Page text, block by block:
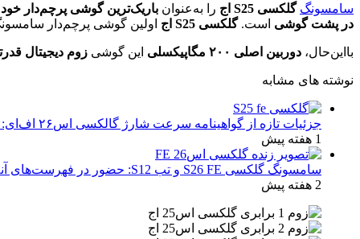
سامسونگ گلکسی S25 اج را به‌عنوان باریک‌ترین گوشی پرچم‌دار خود
در پشت گوشی است.گلکسی S25 اج اولین گوشی پرچم‌دار
بااین‌حال، دوربین اصلی ۲۰۰ مگاپیکسلی این گوشی زوم دیجیتال
نوشته های مشابه
جزئیات تازه از گواهینامه سرعت شارژ گالکسی اس۲۶ اف‌ای: تحلیل‌ها و انتظارات
1 هفته پیش
سامسونگ گلکسی S26 FE و تب S12: حضور در فهرست‌های آنلاین گوگل و پیش‌بینی عرضه در پاییز ۱۴۰۵
2 هفته پیش